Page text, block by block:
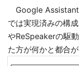
Google Assistant
では実現済みの構
やReSpeakerの駆
た方が何かと都合